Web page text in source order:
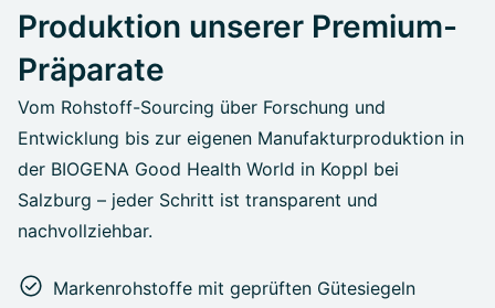
Produktion unserer Premium-
Präparate
Vom Rohstoff-Sourcing über Forschung und
Entwicklung bis zur eigenen Manufakturproduktion in
der BIOGENA Good Health World in Koppl bei
Salzburg – jeder Schritt ist transparent und
nachvollziehbar.
Markenrohstoffe mit geprüften Gütesiegeln